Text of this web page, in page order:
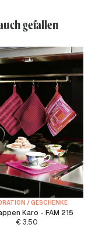
gefallen
/ GESCHENKE
Karo - FAM 215
€3.50